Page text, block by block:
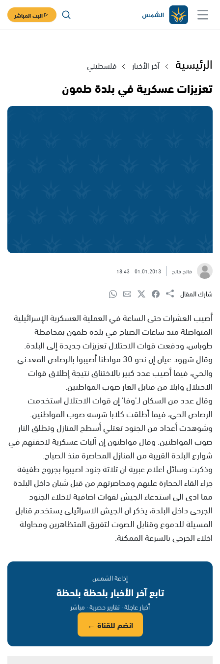
البث المباشر
الرئيسية آخر الأخبار فلسطيني
تعزيزات عسكرية في بلدة طمون
فالح فالح 01.01.2013
18:43
شارك المقال
أصيب العشرات حتى الساعة في العملية العسكرية الإسرائيلية
المتواصلة منذ ساعات الصباح في بلدة طمون بمحافظة
طوباس، ودفعت قوات الاحتلال تعزيزات جديدة إلى البلدة.
وقال شهود عيان إن نحو 30 مواطنا أصيبوا بالرصاص المعدني
والحي، فيما أصيب عدد كبير بالاختناق نتيجة إطلاق قوات
الاحتلال وابلا من قنابل الغاز صوب المواطنين.
وقال عدد من السكان لـ'وفا' إن قوات الاحتلال استخدمت
الرصاص الحي، فيما أطلقت كلابا شرسة صوب المواطنين.
وشوهدت أعداد من الجنود تعتلي أسطح المنازل وتطلق النار
صوب المواطنين. وقال مواطنون إن آليات عسكرية لاحقتهم في
شوارع البلدة القريبة من المنازل المحاصرة منذ الصباح.
وذكرت وسائل اعلام عبرية ان ثلاثة جنود اصيبوا بجروح طفيفة
جراء القاء الحجارة عليهم ومحاصرتهم من قبل شبان داخل البلدة
مما ادى الى استدعاء الجيش لقوات اضافية لاخلاء الجنود
الجرحى داخل البلدة، يذكر ان الجيش الاسرائيلي يستخدم قنابل
المسيلة للدموع وقنابل الصوت لتفريق المتظاهرين ومحاولة
اخلاء الجرحى بالسرعة الممكنة.
إذاعة الشمس
تابع آخر الأخبار بلحظة بلحظة
أخبار عاجلة · تقارير حصرية · مباشر
انضم للقناة ←